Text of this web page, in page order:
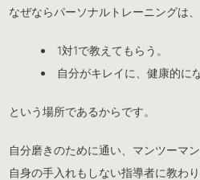
なぜならパーソナルトレーニングは、
1対1で教えてもらう。
自分がキレイに、健康的に
という場所であるからです。
自分磨きのために通い、マンツーマ
自身の手入れもしない指導者に教わ